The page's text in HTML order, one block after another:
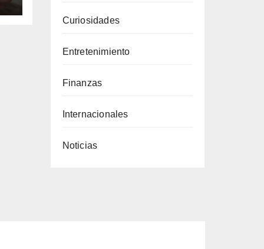
Curiosidades
Entretenimiento
Finanzas
Internacionales
Noticias